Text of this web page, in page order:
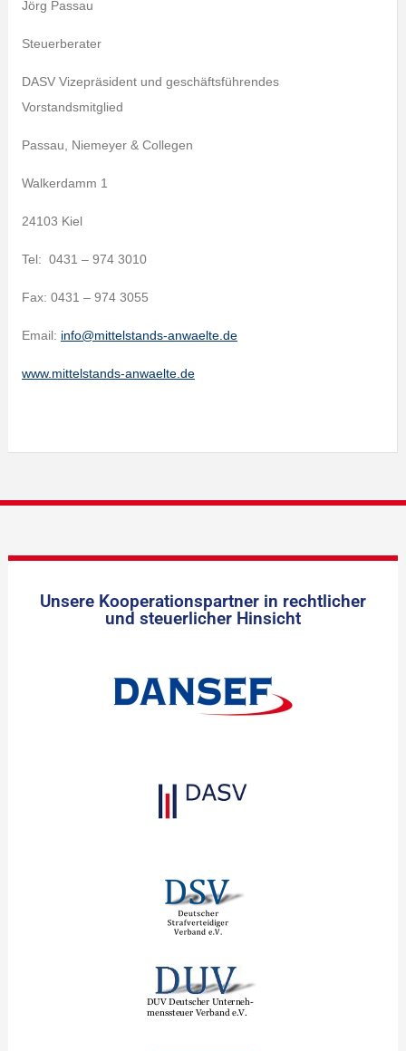
Jörg Passau
Steuerberater
DASV Vizepräsident und geschäftsführendes
Vorstandsmitglied
Passau, Niemeyer & Collegen
Walkerdamm 1
24103 Kiel
Tel: 0431 – 974 3010
Fax: 0431 – 974 3055
Email: info@mittelstands-anwaelte.de
www.mittelstands-anwaelte.de
Unsere Kooperationspartner in rechtlicher
und steuerlicher Hinsicht